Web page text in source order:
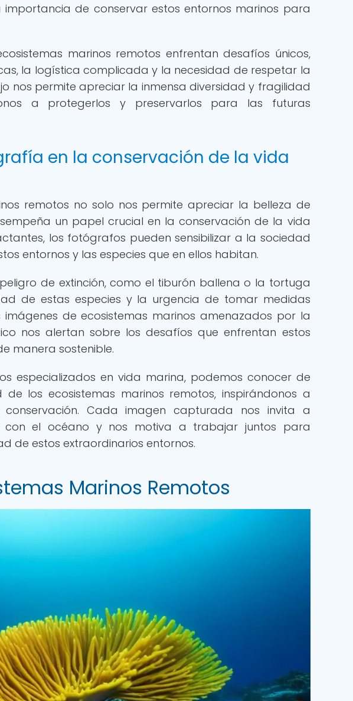
de conservar estos entornos marinos para
marinos remotos enfrentan desafíos únicos,
la logística complicada y la necesidad de respetar la
nos permite apreciar la inmensa diversidad y fragilidad
a protegerlos y preservarlos para las futuras
en la conservación de la vida
remotos no solo nos permite apreciar la belleza de
un papel crucial en la conservación de la vida
los fotógrafos pueden sensibilizar a la sociedad
entornos y las especies que en ellos habitan.
de extinción, como el tiburón ballena o la tortuga
de estas especies y la urgencia de tomar medidas
de ecosistemas marinos amenazados por la
nos alertan sobre los desafíos que enfrentan estos
manera sostenible.
especializados en vida marina, podemos conocer de
los ecosistemas marinos remotos, inspirándonos a
Cada imagen capturada nos invita a
con el océano y nos motiva a trabajar juntos para
de estos extraordinarios entornos.
Marinos Remotos